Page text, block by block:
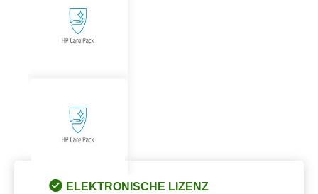
ELEKTRONISCHE LIZENZ